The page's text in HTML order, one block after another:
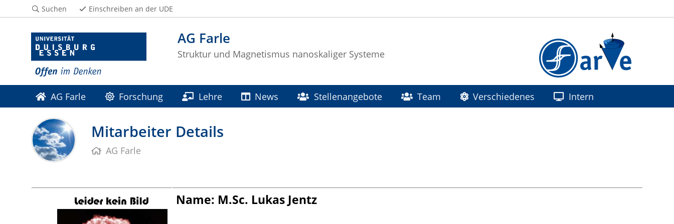
AG Farle
Struktur und Magnetismus nanoskaliger Systeme
Suchen Einschreiben an der UDE
AG Farle Forschung Lehre News Stellenangebote Team Verschiedenes Intern
Mitarbeiter Details
AG Farle
Name: M.Sc. Lukas Jentz